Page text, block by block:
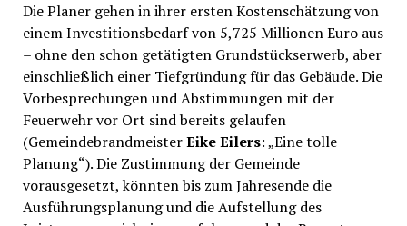
Die Planer gehen in ihrer ersten Kostenschätzung von
einem Investitionsbedarf von 5,725 Millionen Euro aus
– ohne den schon getätigten Grundstückserwerb, aber
einschließlich einer Tiefgründung für das Gebäude. Die
Vorbesprechungen und Abstimmungen mit der
Feuerwehr vor Ort sind bereits gelaufen
(GemeindebrandmeisterEike Eilers: „Eine tolle
Planung“). Die Zustimmung der Gemeinde
vorausgesetzt, könnten bis zum Jahresende die
Ausführungsplanung und die Aufstellung des